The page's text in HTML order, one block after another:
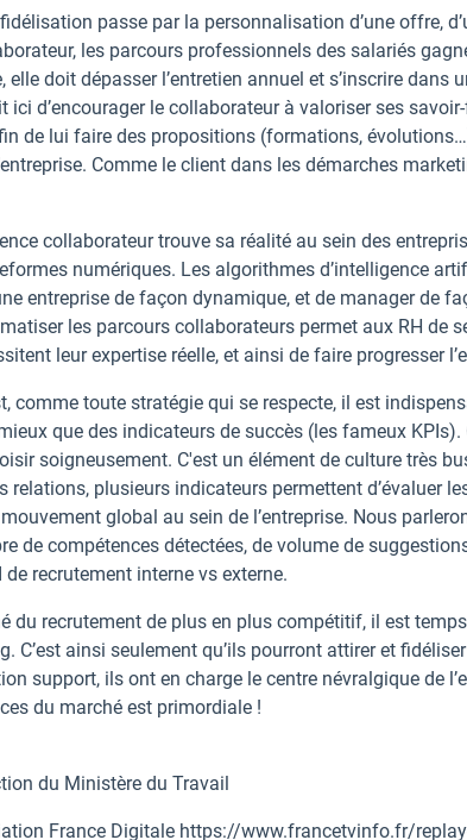
passe par la personnalisation d’une offre,
les parcours professionnels des salariés
elle doit dépasser l’entretien annuel et s’inscrire dans
ici d’encourager le collaborateur à valoriser ses
de lui faire des propositions (formations,
Comme le client dans les démarches
collaborateur trouve sa réalité au sein des
numériques. Les algorithmes d’intelligence
entreprise de façon dynamique, et de manager de
les parcours collaborateurs permet aux RH de
leur expertise réelle, et ainsi de faire progresser
comme toute stratégie qui se respecte, il est
que des indicateurs de succès (les fameux
soigneusement. C'est un élément de culture très
relations, plusieurs indicateurs permettent d’évaluer
global au sein de l’entreprise. Nous
de compétences détectées, de volume de
de recrutement interne vs externe.
du recrutement de plus en plus compétitif, il est
C’est ainsi seulement qu’ils pourront attirer et
support, ils ont en charge le centre névralgique de
du marché est primordiale !
du Ministère du Travail
France Digitale https://www.francetvinfo.fr/